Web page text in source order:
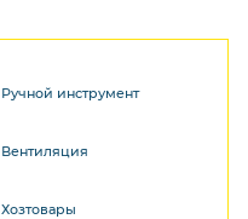
Ручной инструмент
Вентиляция
Хозтовары